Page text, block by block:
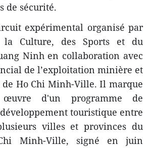
de sécurité.
expérimental organisé par
Culture, des Sports et du
Ninh en collaboration avec
de l’exploitation minière et
Ho Chi Minh-Ville. Il marque
d'un programme de
touristique entre
villes et provinces du
Minh-Ville, signé en juin